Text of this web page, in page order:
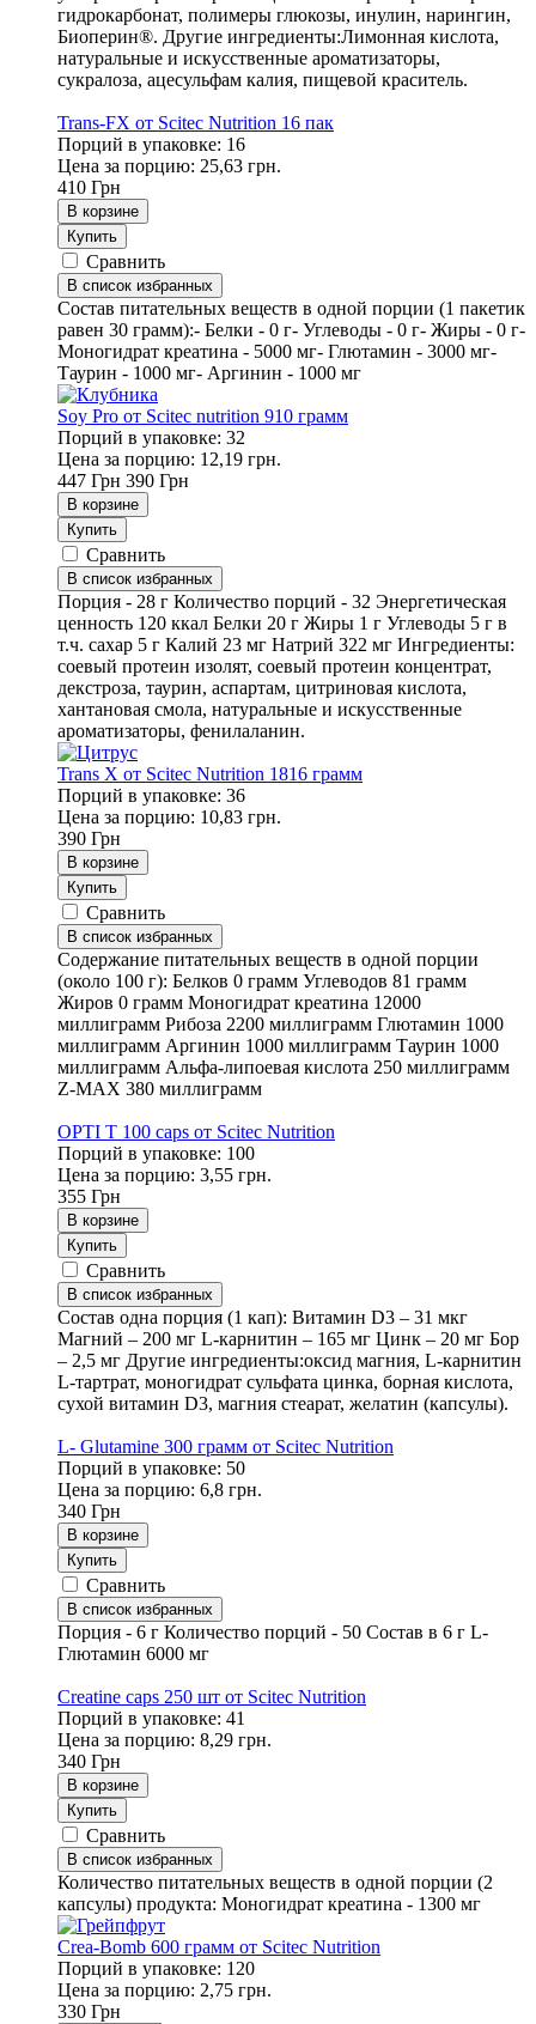
гидрокарбонат, полимеры глюкозы, инулин, нарингин,
Биоперин®. Другие ингредиенты:Лимонная кислота,
натуральные и искусственные ароматизаторы,
сукралоза, ацесульфам калия, пищевой краситель.
Trans-FX от Scitec Nutrition 16 пак
Порций в упаковке: 16
Цена за порцию: 25,63 грн.
410 Грн
В корзине
Купить
Сравнить
В список избранных
Состав питательных веществ в одной порции (1 пакетик
равен 30 грамм):- Белки - 0 г- Углеводы - 0 г- Жиры - 0 г-
Моногидрат креатина - 5000 мг- Глютамин - 3000 мг-
Таурин - 1000 мг- Аргинин - 1000 мг
Soy Pro от Scitec nutrition 910 грамм
Порций в упаковке: 32
Цена за порцию: 12,19 грн.
447 Грн 390 Грн
В корзине
Купить
Сравнить
В список избранных
Порция - 28 г Количество порций - 32 Энергетическая
ценность 120 ккал Белки 20 г Жиры 1 г Углеводы 5 г в
т.ч. сахар 5 г Калий 23 мг Натрий 322 мг Ингредиенты:
соевый протеин изолят, соевый протеин концентрат,
декстроза, таурин, аспартам, цитриновая кислота,
хантановая смола, натуральные и искусственные
ароматизаторы, фенилаланин.
Trans X от Scitec Nutrition 1816 грамм
Порций в упаковке: 36
Цена за порцию: 10,83 грн.
390 Грн
В корзине
Купить
Сравнить
В список избранных
Содержание питательных веществ в одной порции
(около 100 г): Белков 0 грамм Углеводов 81 грамм
Жиров 0 грамм Моногидрат креатина 12000
миллиграмм Рибоза 2200 миллиграмм Глютамин 1000
миллиграмм Аргинин 1000 миллиграмм Таурин 1000
миллиграмм Альфа-липоевая кислота 250 миллиграмм
Z-MAX 380 миллиграмм
OPTI T 100 caps от Scitec Nutrition
Порций в упаковке: 100
Цена за порцию: 3,55 грн.
355 Грн
В корзине
Купить
Сравнить
В список избранных
Состав одна порция (1 кап): Витамин D3 – 31 мкг
Магний – 200 мг L-карнитин – 165 мг Цинк – 20 мг Бор
– 2,5 мг Другие ингредиенты:оксид магния, L-карнитин
L-тартрат, моногидрат сульфата цинка, борная кислота,
сухой витамин D3, магния стеарат, желатин (капсулы).
L- Glutamine 300 грамм от Scitec Nutrition
Порций в упаковке: 50
Цена за порцию: 6,8 грн.
340 Грн
В корзине
Купить
Сравнить
В список избранных
Порция - 6 г Количество порций - 50 Состав в 6 г L-
Глютамин 6000 мг
Creatine caps 250 шт от Scitec Nutrition
Порций в упаковке: 41
Цена за порцию: 8,29 грн.
340 Грн
В корзине
Купить
Сравнить
В список избранных
Количество питательных веществ в одной порции (2
капсулы) продукта: Моногидрат креатина - 1300 мг
Crea-Bomb 600 грамм от Scitec Nutrition
Порций в упаковке: 120
Цена за порцию: 2,75 грн.
330 Грн